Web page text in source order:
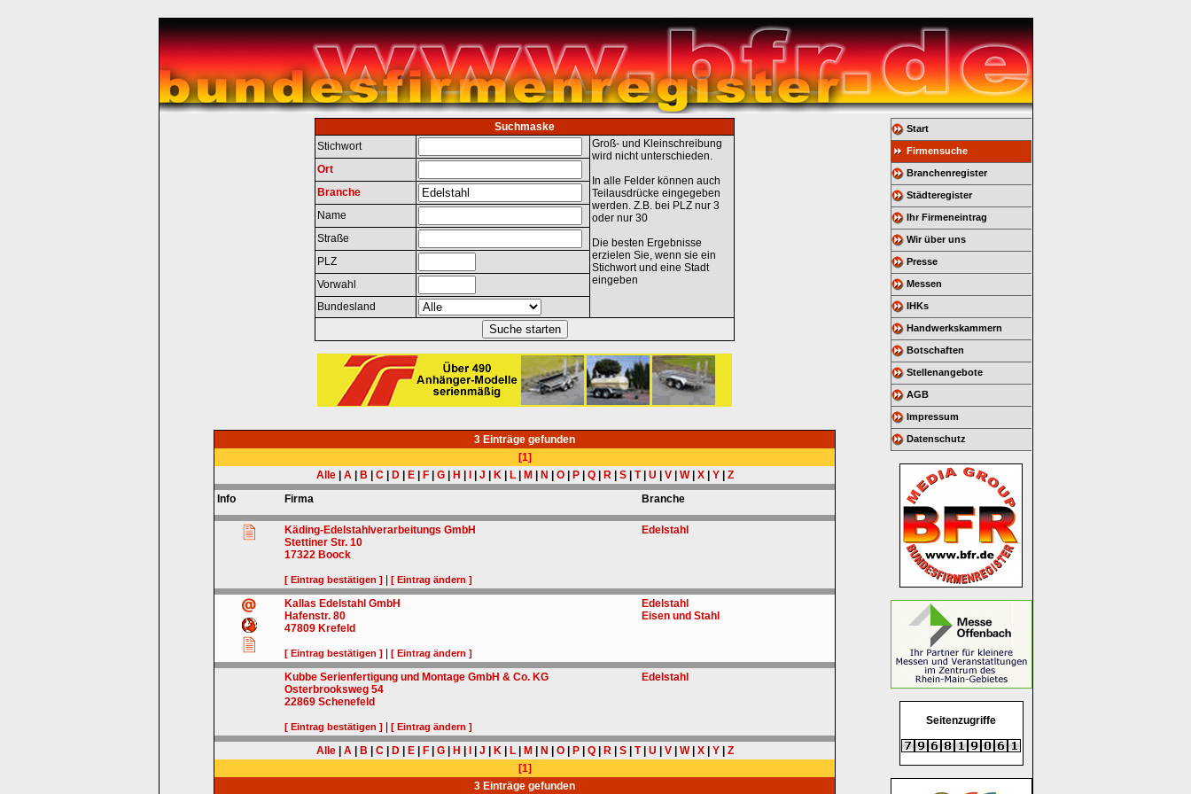
Suchmaske
Stichwort
Groß- und Kleinschreibung
wird nicht unterschieden.
In alle Felder können auch
Teilausdrücke eingegeben
werden. Z.B. bei PLZ nur 3
oder nur 30
Die besten Ergebnisse
erzielen Sie, wenn sie ein
Stichwort und eine Stadt
eingeben
Ort
Branche
Name
Straße
PLZ
Vorwahl
Bundesland
3 Einträge gefunden
[1]
Alle| A| B C| D| E| F| G| H J K| L| M N O| P| Q| R| S| T| U V| W| X| Y| Z
Info
Firma Branche
Käding-Edelstahlverarbeitungs GmbH
Stettiner Str. 10
17322 Boock
[ Eintrag bestätigen ] [ Eintrag ändern ]
Edelstahl
Kallas Edelstahl GmbH
Hafenstr. 80
47809 Krefeld
[ Eintrag bestätigen ] [ Eintrag ändern ]
Edelstahl
Eisen und Stahl
Kubbe Serienfertigung und Montage GmbH & Co. KG
Osterbrooksweg 54
22869 Schenefeld
[ Eintrag bestätigen ] [ Eintrag ändern ]
Edelstahl
Alle| A| B C| D| E| F| G| H J K| L| M N O| P| Q| R| S| T| U V| W| X| Y| Z
[1]
3 Einträge gefunden
Start
Firmensuche
Branchenregister
Städteregister
Ihr Firmeneintrag
Wir über uns
Presse
Messen
IHKs
Handwerkskammern
Botschaften
Stellenangebote
AGB
Impressum
Datenschutz
Seitenzugriffe